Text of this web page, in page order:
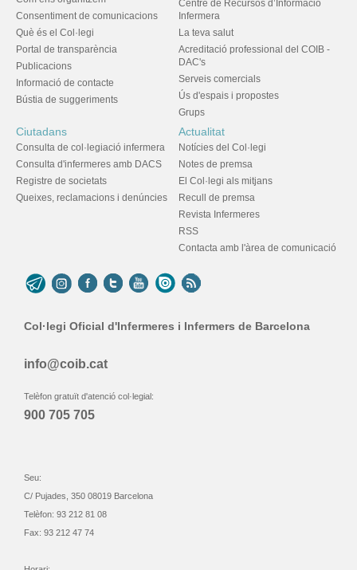
Consentiment de comunicacions
Què és el Col·legi
Portal de transparència
Publicacions
Informació de contacte
Bústia de suggeriments
Centre de Recursos d’Informació
Infermera
La teva salut
Acreditació professional del COIB -
DAC's
Serveis comercials
Ús d'espais i propostes
Grups
Ciutadans
Consulta de col·legiació infermera
Consulta d'infermeres amb DACS
Registre de societats
Queixes, reclamacions i denúncies
Actualitat
Notícies del Col·legi
Notes de premsa
El Col·legi als mitjans
Recull de premsa
Revista Infermeres
RSS
Contacta amb l'àrea de comunicació
Col·legi Oficial d'Infermeres i Infermers de Barcelona
info@coib.cat
Telèfon gratuït d'atenció col·legial:
900 705 705
Seu:
C/ Pujades, 350 08019 Barcelona
Telèfon: 93 212 81 08
Fax: 93 212 47 74